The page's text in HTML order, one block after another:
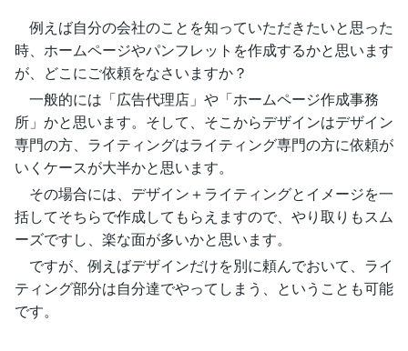
例えば自分の会社のことを知っていただきたいと思った
時、ホームページやパンフレットを作成するかと思います
が、どこにご依頼をなさいますか？
一般的には「広告代理店」や「ホームページ作成事務
所」かと思います。そして、そこからデザインはデザイン
専門の方、ライティングはライティング専門の方に依頼が
いくケースが大半かと思います。
その場合には、デザイン＋ライティングとイメージを一
括してそちらで作成してもらえますので、やり取りもスム
ーズですし、楽な面が多いかと思います。
ですが、例えばデザインだけを別に頼んでおいて、ライ
ティング部分は自分達でやってしまう、ということも可能
です。